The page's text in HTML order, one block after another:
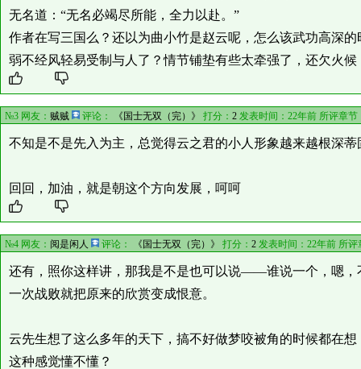
无名道：“无名必竭尽所能，全力以赴。”
作者在写三国么？还以为曲小竹是赵云呢，怎么该武功高深
弱不经风轻易受制与人了？情节铺垫有些太牵强了，还欠火候
№3 网友： 贼贼 评论： 《国士无双（完）》 打分： 2发表时间：22年前 所评章节
不知是不是先入为主，总觉得云之君的小人形象越来越根深蒂
回回，加油，就是朝这个方向发展，呵呵
№4 网友： 阅是闲人 评论： 《国士无双（完）》 打分： 2发表时间：22年前 所评
还有，照你这样讲，那我是不是也可以说——谁说一个，嗯，
一次战败就把原来的欣赏变成恨意。
云先生想了这么多年的天下，搞不好做梦咬被角的时候都在
这种感觉懂不懂？